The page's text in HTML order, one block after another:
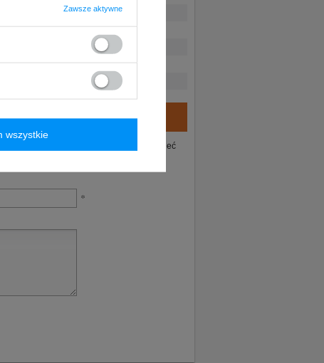
tego produktu. Postaramy się odpowiedzieć
Zawsze aktywne
wszystkie